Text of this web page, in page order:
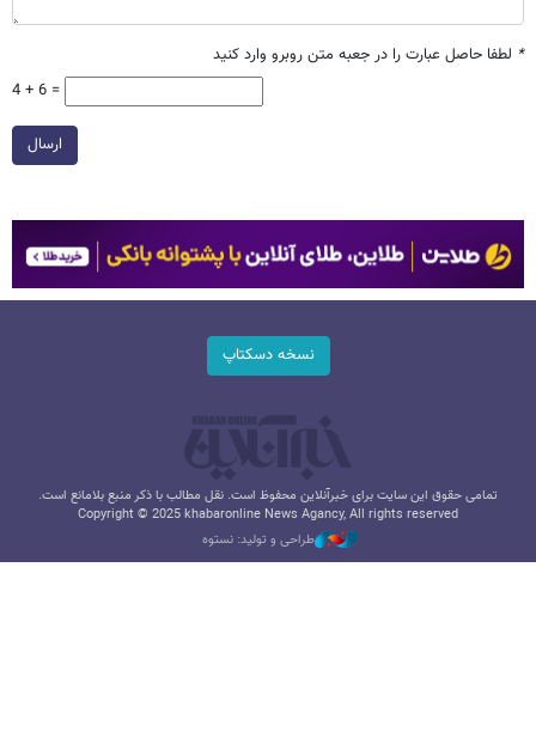
* لطفا حاصل عبارت را در جعبه متن روبرو وارد کنید
4 + 6 =
ارسال
نسخه دسکتاپ
تمامی حقوق این سایت برای خبرآنلاین محفوظ است. نقل مطالب با ذکر منبع بلامانع است.
Copyright © 2025 khabaronline News Agancy, All rights reserved
طراحی و تولید: نستوه